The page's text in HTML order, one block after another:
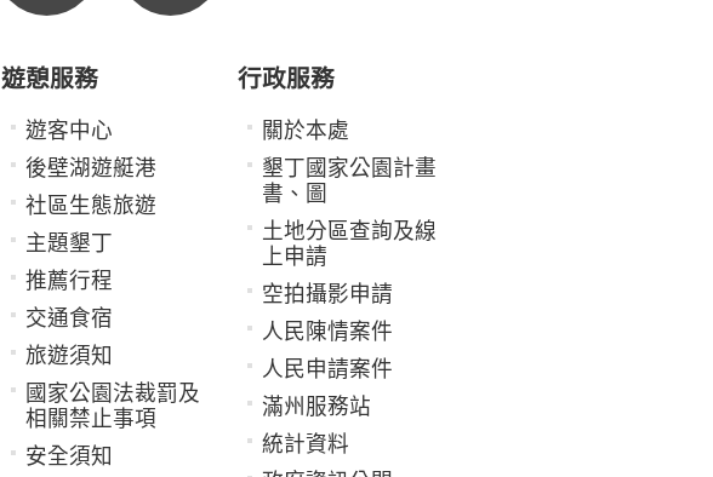
遊憩服務
遊客中心
後壁湖遊艇港
社區生態旅遊
主題墾丁
推薦行程
交通食宿
旅遊須知
國家公園法裁罰及
相關禁止事項
安全須知
行政服務
關於本處
墾丁國家公園計畫
書、圖
土地分區查詢及線
上申請
空拍攝影申請
人民陳情案件
人民申請案件
滿州服務站
統計資料